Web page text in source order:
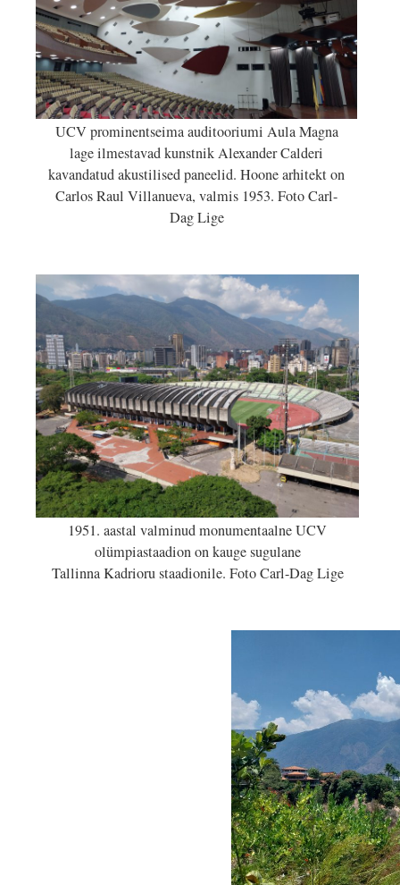
UCV prominentseima auditooriumi Aula Magna
lage ilmestavad kunstnik Alexander Calderi
kavandatud akustilised paneelid. Hoone arhitekt on
Carlos Raul Villanueva, valmis 1953. Foto Carl-
Dag Lige
1951. aastal valminud monumentaalne UCV
olümpiastaadion on kauge sugulane
Tallinna Kadrioru staadionile. Foto Carl-Dag Lige